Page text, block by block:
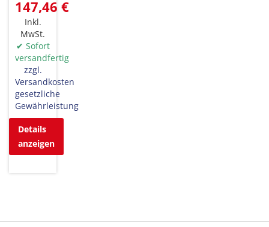
147,46 €
Inkl.
MwSt.
✔ Sofort
versandfertig
zzgl.
Versandkosten
gesetzliche
Gewährleistung
Details
anzeigen